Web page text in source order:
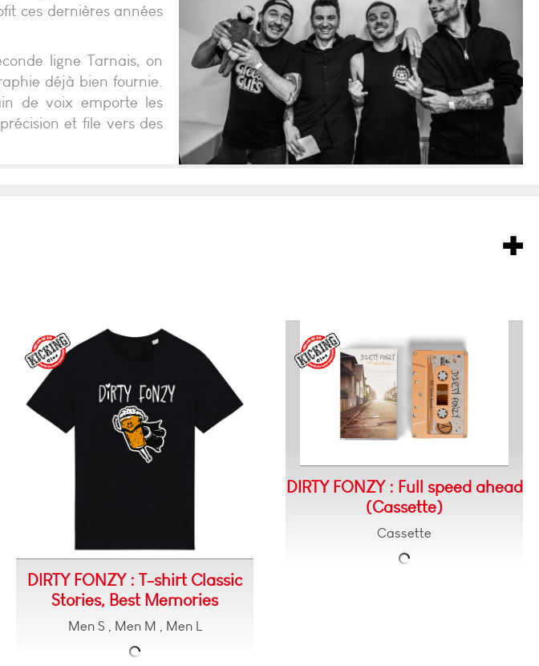
ces dernières années
ligne Tarnais, on
déjà bien fournie.
de voix emporte les
et file vers des
DIRTY FONZY : T-shirt Classic
Stories, Best Memories
Men S , Men M , Men L
DIRTY FONZY : Full speed ahead
(Cassette)
Cassette